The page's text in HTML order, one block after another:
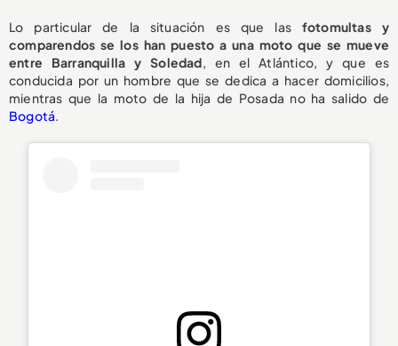
Lo particular de la situación es que las fotomultas y
comparendos se los han puesto a una moto que se mueve
entre Barranquilla y Soledad, en el Atlántico, y que es
conducida por un hombre que se dedica a hacer domicilios,
mientras que la moto de la hija de Posada no ha salido de
Bogotá.